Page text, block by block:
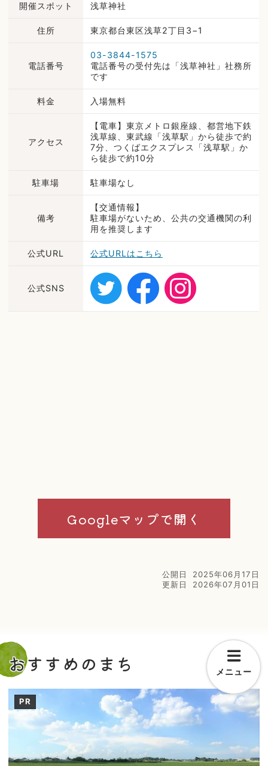
開催スポット 浅草神社
住所 東京都台東区浅草2丁目3−1
電話番号
03-3844-1575
電話番号の受付先は「浅草神社」社務所
です
料金 入場無料
アクセス
【電車】東京メトロ銀座線、都営地下鉄
浅草線、東武線「浅草駅」から徒歩で約
7分、つくばエクスプレス「浅草駅」か
ら徒歩で約10分
駐車場 駐車場なし
備考
【交通情報】
駐車場がないため、公共の交通機関の利
用を推奨します
公式URL 公式URLはこちら
公式SNS
Googleマップで開く
公開日
2025年06月17日
更新日
2026年07月01日
おすすめのまち
PR
メニュー